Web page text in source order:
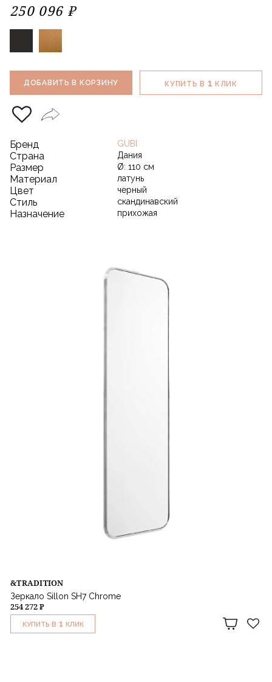
250 096 ₽
ДОБАВИТЬ В КОРЗИНУ КУПИТЬ В 1 КЛИК
Бренд GUBI
Страна Дания
Размер Ø: 110 см
Материал латунь
Цвет черный
Стиль скандинавский
Назначение прихожая
&TRADITION
Зеркало Sillon SH7 Chrome
254 272 ₽
КУПИТЬ В 1 КЛИК